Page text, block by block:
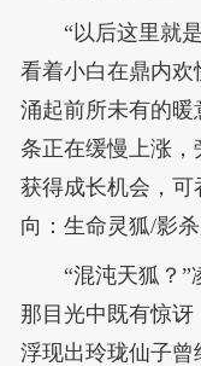
“以后这里就
看着小白在鼎内欢
涌起前所未有的暖
条正在缓慢上涨，
获得成长机会，
向：生命灵狐/影
“混沌天狐？”
那目光中既有惊讶
浮现出玲珑仙子